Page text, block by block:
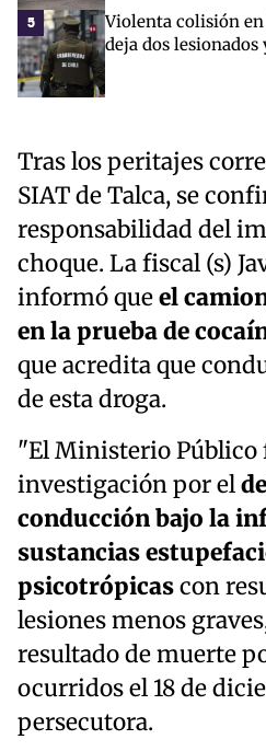
5
Violenta colisión
deja dos
Tras los peritajes
SIAT de Talca, se
responsabilidad del
choque. La fiscal (s)
informó queel
en la prueba de
que acredita que
de esta droga.
"El Ministerio Público
investigación por el
conducción bajo la
sustancias
psicotrópicascon
lesiones menos
resultado de muerte
ocurridos el 18 de
persecutora.